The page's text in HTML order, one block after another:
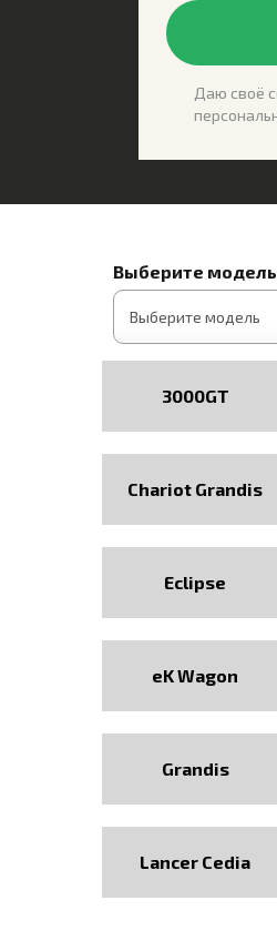
Даю своё
Выберите
3000GT
Chariot Grandis
Eclipse
eK Wagon
Grandis
Lancer Cedia